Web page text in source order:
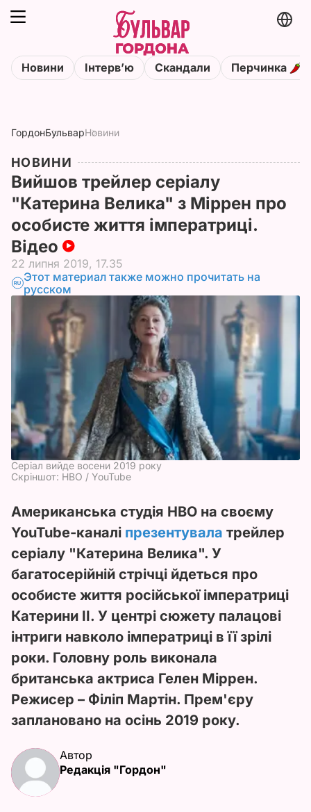
Новини Інтервʼю Скандали Перчинка
ГордонБульварНовини
НОВИНИ
Вийшов трейлер серіалу
"Катерина Велика" з Міррен про
особисте життя імператриці.
Відео
22 липня 2019, 17.35
Этот материал также можно прочитать на
русском
Серіал вийде восени 2019 року
Скріншот: HBO / YouTube
Американська студія HBO на своєму
YouTube-каналі презентувала трейлер
серіалу "Катерина Велика". У
багатосерійній стрічці йдеться про
особисте життя російської імператриці
Катерини II. У центрі сюжету палацові
інтриги навколо імператриці в її зрілі
роки. Головну роль виконала
британська актриса Гелен Міррен.
Режисер – Філіп Мартін. Прем'єру
заплановано на осінь 2019 року.
Автор
Редакція "Гордон"